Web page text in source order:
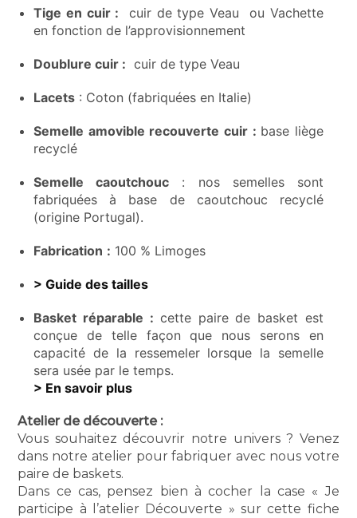
Tige en cuir : cuir de type Veau ou Vachette
en fonction de l’approvisionnement
Doublure cuir : cuir de type Veau
Lacets : Coton (fabriquées en Italie)
Semelle amovible recouverte cuir : base liège
recyclé
Semelle caoutchouc : nos semelles sont
fabriquées à base de caoutchouc recyclé
(origine Portugal).
Fabrication : 100 % Limoges
> Guide des tailles
Basket réparable : cette paire de basket est
conçue de telle façon que nous serons en
capacité de la ressemeler lorsque la semelle
sera usée par le temps.
> En savoir plus
Atelier de découverte :
Vous souhaitez découvrir notre univers ? Venez
dans notre atelier pour fabriquer avec nous votre
paire de baskets.
Dans ce cas, pensez bien à cocher la case « Je
participe à l’atelier Découverte » sur cette fiche